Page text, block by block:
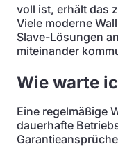
voll ist, erhält das
Viele moderne
Slave-Lösungen
miteinander
Wie warte
Eine regelmäßige
dauerhafte